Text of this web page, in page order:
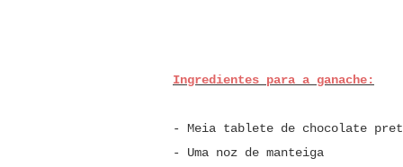
Ingredientes para a ganache:
- Meia tablete de chocolate
- Uma noz de manteiga